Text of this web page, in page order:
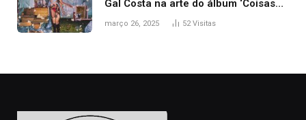
Gal Costa na arte do álbum ‘Coisas
naturais’
março 26, 2025 52Visitas